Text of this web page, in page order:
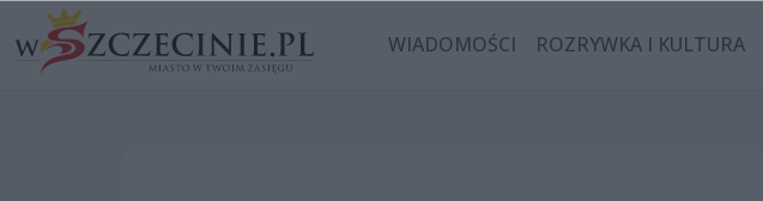
WIADOMOŚCI ROZRYWKA I KULTURA